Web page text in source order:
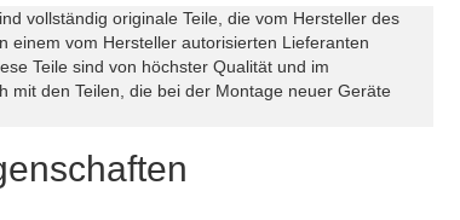
vollständig originale Teile, die vom Hersteller des
einem vom Hersteller autorisierten Lieferanten
Teile sind von höchster Qualität und im
mit den Teilen, die bei der Montage neuer Geräte